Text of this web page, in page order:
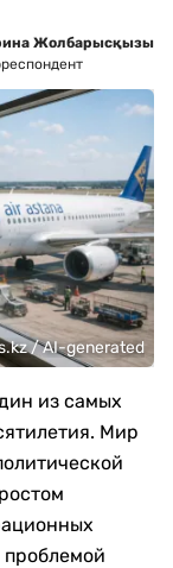
Жолбарысқызы
/ AI-generated
из самых
Мир
проблемой